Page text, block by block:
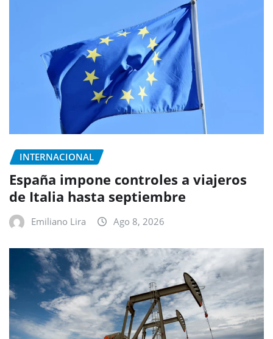
INTERNACIONAL
España impone controles a viajeros
de Italia hasta septiembre
Emiliano Lira Ago 8, 2026